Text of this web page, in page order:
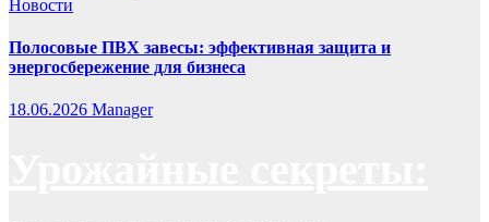
Новости
Полосовые ПВХ завесы: эффективная защита и
энергосбережение для бизнеса
18.06.2026 Manager